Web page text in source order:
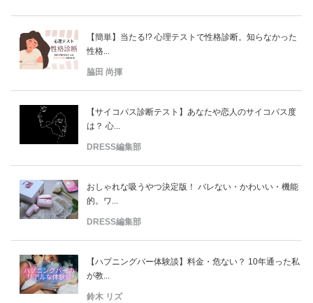
【簡単】当たる!? 心理テストで性格診断。知らなかった
性格...
脇田 尚揮
【サイコパス診断テスト】あなたや恋人のサイコパス度
は？ 心...
DRESS編集部
おしゃれな吸うやつ決定版！ バレない・かわいい・機能
的。ワ...
DRESS編集部
【ハプニングバー体験談】料金・危ない？ 10年通った私
が教...
鈴木 リズ